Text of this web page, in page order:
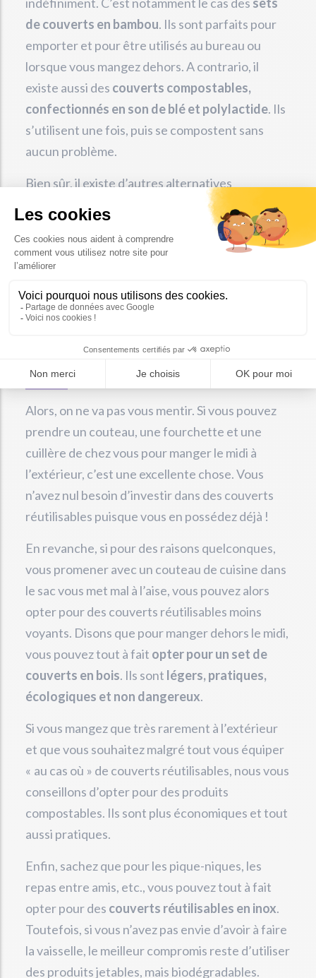
de couverts en bambou. Ils sont parfaits pour
emporter et pour être utilisés au bureau ou
lorsque vous mangez dehors. A contrario, il
existe aussi des couverts compostables,
confectionnés en son de blé et polylactide. Ils
s’utilisent une fois, puis se compostent sans
aucun problème.
Bien sûr, il existe d’autres alternatives
réutilisables, mais beaucoup moins écologiques,
comme les couverts en plastique. Ceux-ci aussi
s’utilisent presque à l’infini, mais ils ne seront ni
biodégradables, ni compostables et mal
recyclés.
Comment choisir ses
couverts réutilisables ?
Alors, on ne va pas vous mentir. Si vous pouvez
prendre un couteau, une fourchette et une
cuillère de chez vous pour manger le midi à
l’extérieur, c’est une excellente chose. Vous
n’avez nul besoin d’investir dans des couverts
réutilisables puisque vous en possédez déjà !
En revanche, si pour des raisons quelconques,
vous promener avec un couteau de cuisine dans
le sac vous met mal à l’aise, vous pouvez alors
opter pour des couverts réutilisables moins
voyants. Disons que pour manger dehors le midi,
vous pouvez tout à fait opter pour un set de
couverts en bois. Ils sont légers, pratiques,
écologiques et non dangereux.
Si vous mangez que très rarement à l’extérieur
et que vous souhaitez malgré tout vous équiper
« au cas où » de couverts réutilisables, nous vous
conseillons d’opter pour des produits
compostables. Ils sont plus économiques et tout
aussi pratiques.
Enfin, sachez que pour les pique-niques, les
repas entre amis, etc., vous pouvez tout à fait
opter pour des couverts réutilisables en inox.
Toutefois, si vous n’avez pas envie d’avoir à faire
la vaisselle, le meilleur compromis reste d’utiliser
des produits jetables, mais biodégradables.